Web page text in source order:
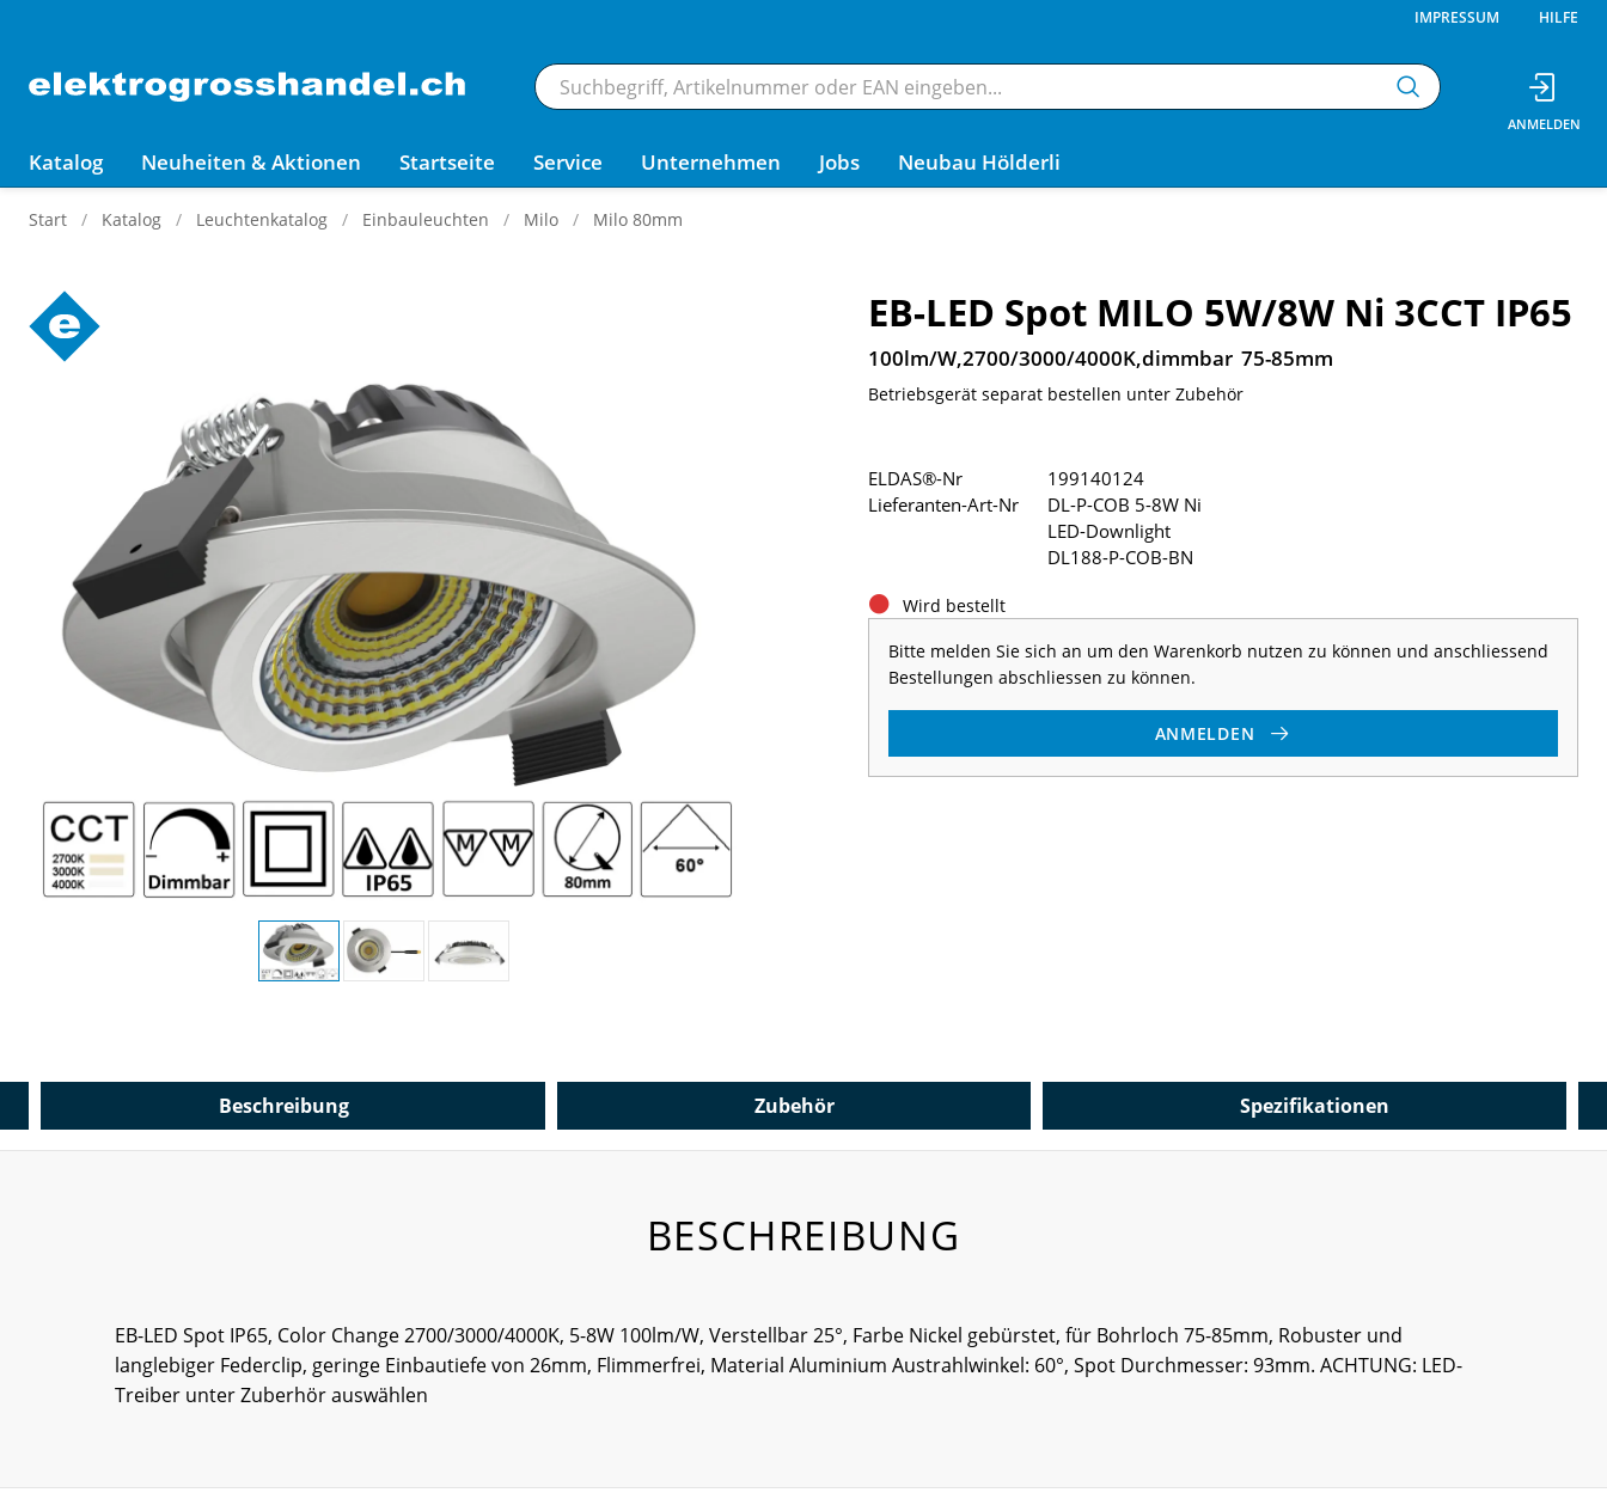
IMPRESSUM HILFE
Katalog Neuheiten & Aktionen Startseite Service Unternehmen Jobs Neubau Hölderli
Start Katalog Leuchtenkatalog Einbauleuchten Milo Milo 80mm
EB-LED Spot MILO 5W/8W Ni 3CCT IP65
100lm/W,2700/3000/4000K,dimmbar 75-85mm
Wird bestellt
Bitte melden Sie sich an um den Warenkorb nutzen zu können und anschliessend
Bestellungen abschliessen zu können.
ANMELDEN
Betriebsgerät separat bestellen unter Zubehör
ELDAS®-Nr
199140124
Lieferanten-Art-Nr
DL-P-COB 5-8W Ni
LED-Downlight
DL188-P-COB-BN
Beschreibung Zubehör Spezifikationen
BESCHREIBUNG
EB-LED Spot IP65, Color Change 2700/3000/4000K, 5-8W 100lm/W, Verstellbar 25°, Farbe Nickel gebürstet, für Bohrloch 75-85mm, Robuster und
langlebiger Federclip, geringe Einbautiefe von 26mm, Flimmerfrei, Material Aluminium Austrahlwinkel: 60°, Spot Durchmesser: 93mm. ACHTUNG: LED-
Treiber unter Zuberhör auswählen